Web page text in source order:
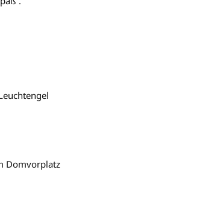
Domvorplatz